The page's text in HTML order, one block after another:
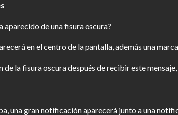
aparecido de una fisura oscura?
en el centro de la pantalla, además una
de la fisura oscura después de recibir este
una gran notificación aparecerá junto a una